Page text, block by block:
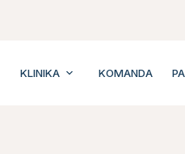
KLINIKA KOMANDA